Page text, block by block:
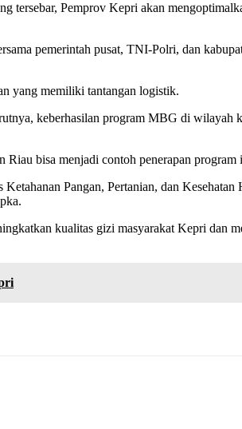
tersebar, Pemprov Kepri akan
pemerintah pusat, TNI-Polri, dan
yang memiliki tantangan logistik.
keberhasilan program MBG di wilayah
bisa menjadi contoh penerapan
Pangan, Pertanian, dan
kualitas gizi masyarakat Kepri dan